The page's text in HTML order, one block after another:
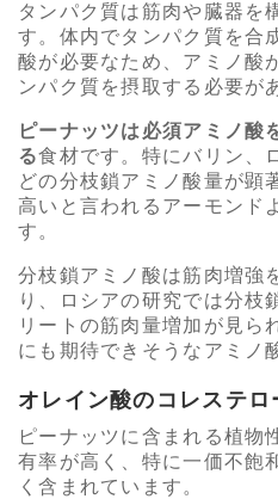
タンパク質は筋肉や臓器を
す。体内でタンパク質を合
酸が必要なため、アミノ酸
ンパク質を摂取する必要が
ピーナッツは必須アミノ酸
る食材です。特にバリン、
どの分枝鎖アミノ酸量が顕
高いと言われるアーモンド
す。
分枝鎖アミノ酸は筋肉増強
り、ロシアの研究では分枝
リートの筋肉量増加が見ら
にも期待できそうなアミノ
オレイン酸のコレステロ
ピーナッツに含まれる植物
有率が高く、特に一価不飽
く含まれています。